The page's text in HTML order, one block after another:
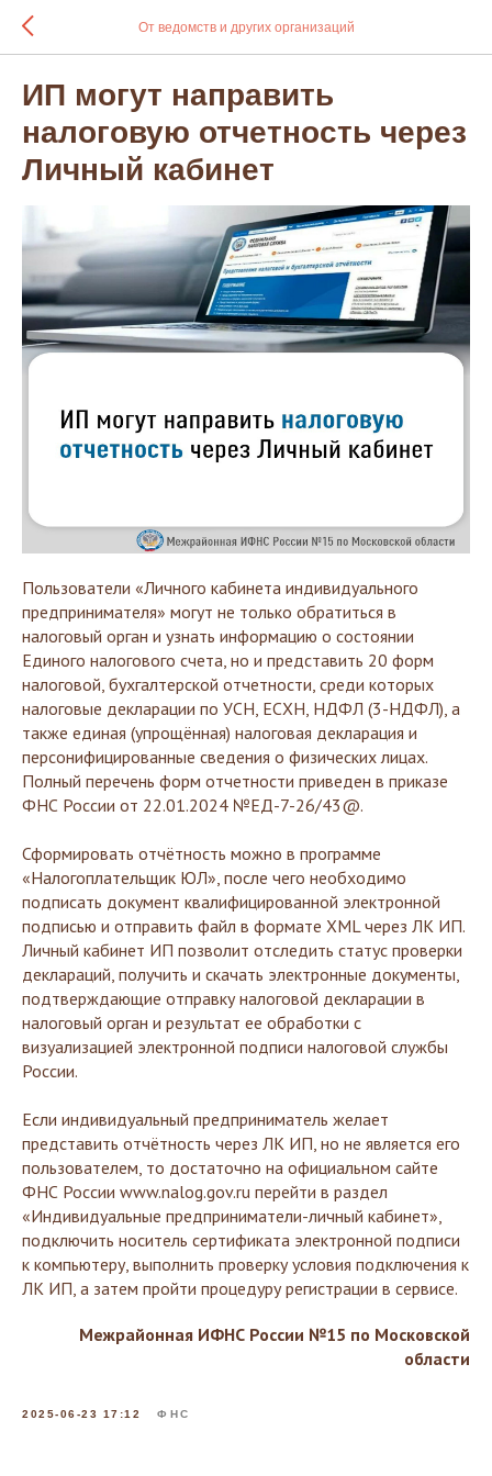
От ведомств и других организаций
ИП могут направить
налоговую отчетность через
Личный кабинет
Пользователи «Личного кабинета индивидуального
предпринимателя» могут не только обратиться в
налоговый орган и узнать информацию о состоянии
Единого налогового счета, но и представить 20 форм
налоговой, бухгалтерской отчетности, среди которых
налоговые декларации по УСН, ЕСХН, НДФЛ (3-НДФЛ), а
также единая (упрощённая) налоговая декларация и
персонифицированные сведения о физических лицах.
Полный перечень форм отчетности приведен в приказе
ФНС России от 22.01.2024 №ЕД-7-26/43@.
Сформировать отчётность можно в программе
«Налогоплательщик ЮЛ», после чего необходимо
подписать документ квалифицированной электронной
подписью и отправить файл в формате XML через ЛК ИП.
Личный кабинет ИП позволит отследить статус проверки
деклараций, получить и скачать электронные документы,
подтверждающие отправку налоговой декларации в
налоговый орган и результат ее обработки с
визуализацией электронной подписи налоговой службы
России.
Если индивидуальный предприниматель желает
представить отчётность через ЛК ИП, но не является его
пользователем, то достаточно на официальном сайте
ФНС России www.nalog.gov.ru перейти в раздел
«Индивидуальные предприниматели-личный кабинет»,
подключить носитель сертификата электронной подписи
к компьютеру, выполнить проверку условия подключения к
ЛК ИП, а затем пройти процедуру регистрации в сервисе.
Межрайонная ИФНС России №15 по Московской
области
2025-06-23 17:12 ФНС